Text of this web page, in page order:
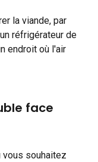
la viande, par
réfrigérateur de
endroit où l'air
face
souhaitez